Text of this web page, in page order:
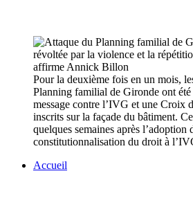
Pour la deuxième fois en un mois,
Planning familial de Gironde ont
message contre l’IVG et une Croix
inscrits sur la façade du bâtiment.
quelques semaines après l’adoption
constitutionnalisation du droit à
Accueil